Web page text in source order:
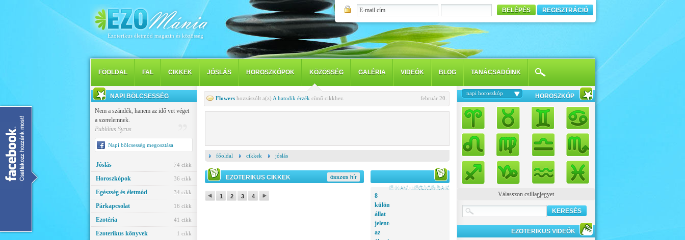
Ezoterikus életmód magazin és közösség
BELÉPÉS REGISZTRÁCIÓ
FÖOLDAL FAL CIKKEK JÓSLÁS HOROSZKÓPOK KÖZÖSSÉG GALÉRIA VIDEÓK BLOG TANÁCSADÓINK
NAPI BÖLCSESSÉG
Nem a szándék, hanem az idő vet véget
a szerelemnek.
Publilius Syrus
Napi bölcsesség megosztása
Jóslás 74 cikk
Horoszkópok 36 cikk
Egészség és életmód 34 cikk
Párkapcsolat 16 cikk
Ezotéria 41 cikk
Ezoterikus könyvek 1 cikk
Flowershozzászólt a(z) A hatodik érzék című cikkhez. február 20.
főoldal cikkek jóslás
EZOTERIKUS CIKKEK összes hír
1 2 3 4
E HAVI LEGJOBBAK
8
különleges
állat
jelentése
az
HOROSZKÓP
napi horoszkóp
Válasszon csillagjegyet
EZOTERIKUS VIDEÓK